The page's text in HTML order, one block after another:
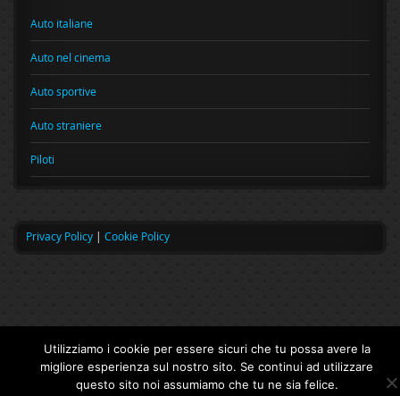
Auto italiane
Auto nel cinema
Auto sportive
Auto straniere
Piloti
Privacy Policy | Cookie Policy
Utilizziamo i cookie per essere sicuri che tu possa avere la
migliore esperienza sul nostro sito. Se continui ad utilizzare
questo sito noi assumiamo che tu ne sia felice.